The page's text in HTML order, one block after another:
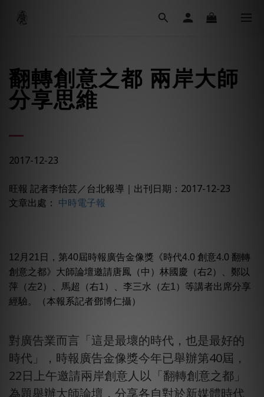
翻轉創意之都 兩岸大師
分享思維
2017-12-23
旺報 記者李怡芸／台北報導 ｜ 出刊日期：2017-12-23
文章出處： 中時電子報
12月21日，第40屆時報廣告金像獎《時代4.0 創意4.0 翻轉
創意之都》大師論壇邀請唐鳳（中）林國慶（右2）、鄭以
萍（左2）、馬超（右1）、李三水（左1）等講者出席分享
經驗。（本報系記者鄧博仁攝）
對廣告業而言「這是最壞的時代，也是最好的
時代」，時報廣告金像獎今年已舉辦第40屆，
22日上午邀請兩岸創意人以「翻轉創意之都」
為題舉辦大師論壇，分享各自對於新媒體時代